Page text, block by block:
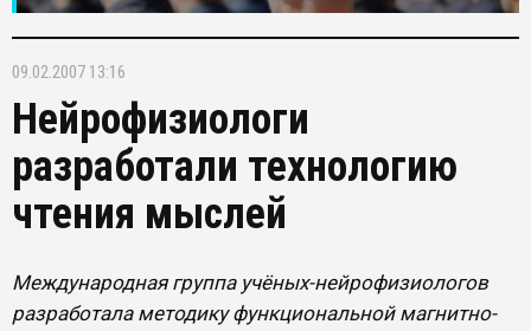
09.02.2007 13:16
Нейрофизиологи
разработали технологию
чтения мыслей
Международная группа учёных-нейрофизиологов
разработала методику функциональной магнитно-